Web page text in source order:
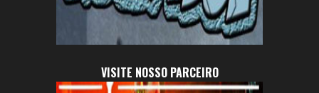
VISITE NOSSO PARCEIRO